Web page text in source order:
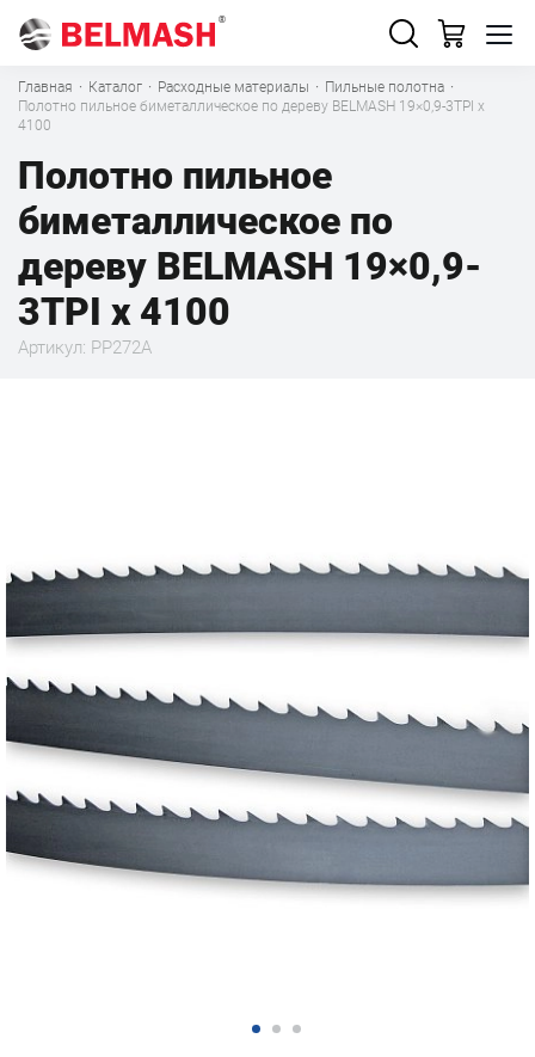
Главная · Каталог · Расходные материалы · Пильные полотна ·
Полотно пильное биметаллическое по дереву BELMASH 19×0,9-3TPI x
4100
Полотно пильное
биметаллическое по
дереву BELMASH 19×0,9-
3TPI x 4100
Артикул: PP272A